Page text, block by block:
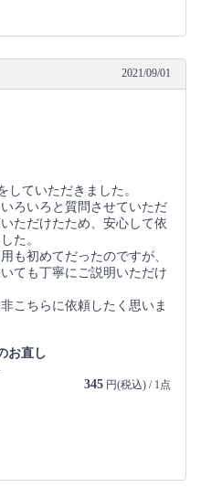
2021/09/01
ていただきました。
ろいろと質問させていただ
ただけたため、安心して依
た。
も初めてだったのですが、
ても丁寧にご説明いただけ
こちらに依頼したく思いま
お直し
345 円(税込) / 1点